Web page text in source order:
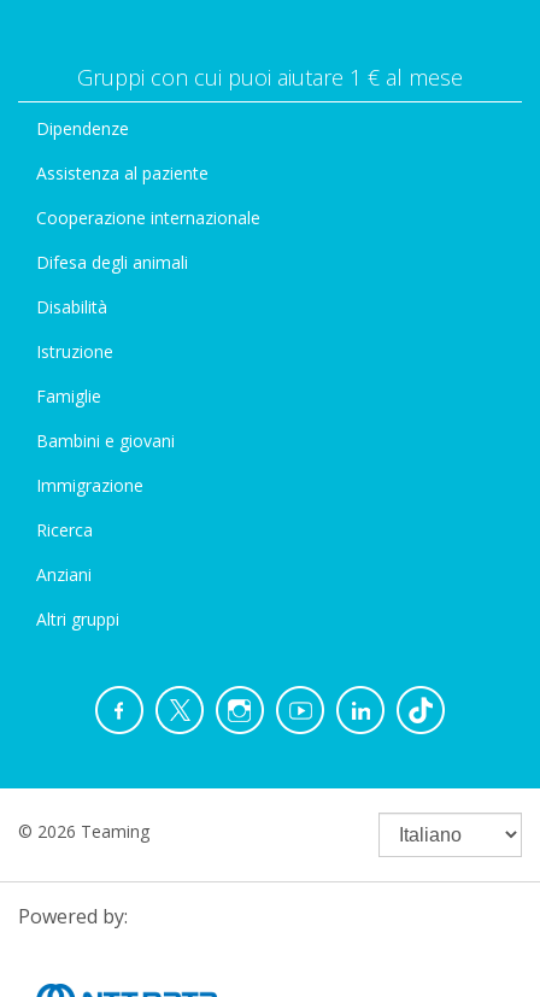
Gruppi con cui puoi aiutare 1 € al mese
Dipendenze
Assistenza al paziente
Cooperazione internazionale
Difesa degli animali
Disabilità
Istruzione
Famiglie
Bambini e giovani
Immigrazione
Ricerca
Anziani
Altri gruppi
© 2026 Teaming
Powered by: